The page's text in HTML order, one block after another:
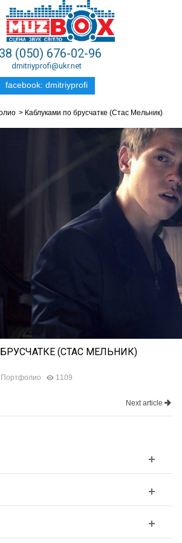
(050) 676-02-96
dmitriyprofi@ukr.net
facebook: dmitriyprofi
> Каблуками по брусчатке (Стаc Мельник)
(СТАC МЕЛЬНИК)
Портфолио 1109
Next article